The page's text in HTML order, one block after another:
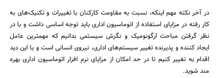
در آخر نکته مهم اینکه، نسبت به مقاومت کارکنان با تغییرات و تکنیک‌های به
کار رفته در مزایای استفاده از اتوماسیون اداری باید توجه اساسی داشت و با در
نظر گرفتن مباحث ارگونومیک و نگرش سیستمی بدانیم که مهمترین عامل
ایجاد کننده و پذیرنده تغییر سیستم‌های اداری، نیروی انسانی است و با این دید
اقدام به تغییر کنیم تا در حد امکان از مزایای نرم افزار اتوماسیون اداری بهره
مند شوید.